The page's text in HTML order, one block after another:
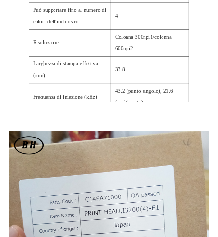
Può supportare fino al numero di
colori dell'inchiostro
4
Risoluzione
Colonna 300npi1/colonna
600npi2
Larghezza di stampa effettiva
(mm)
33.8
Frequenza di iniezione (kHz)
43.2 (punto singolo), 21.6
(multipunto)